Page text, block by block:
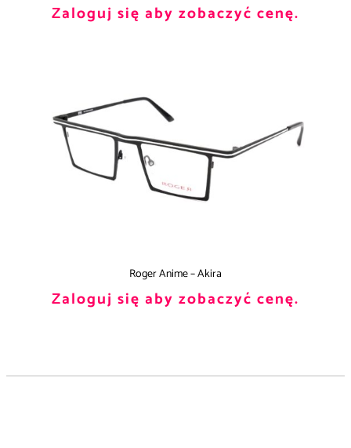
Zaloguj się aby zobaczyć cenę.
Roger Anime – Akira
Zaloguj się aby zobaczyć cenę.